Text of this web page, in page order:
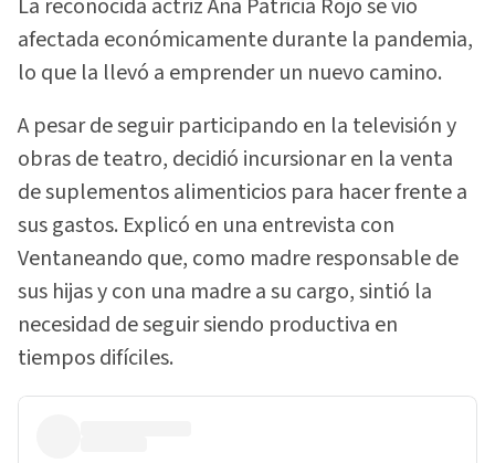
La reconocida actriz Ana Patricia Rojo se vio
afectada económicamente durante la pandemia,
lo que la llevó a emprender un nuevo camino.
A pesar de seguir participando en la televisión y
obras de teatro, decidió incursionar en la venta
de suplementos alimenticios para hacer frente a
sus gastos. Explicó en una entrevista con
Ventaneando que, como madre responsable de
sus hijas y con una madre a su cargo, sintió la
necesidad de seguir siendo productiva en
tiempos difíciles.